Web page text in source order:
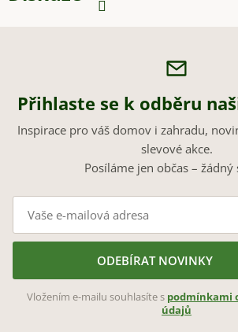
Přihlaste se k odběru
Inspirace pro váš domov i zahradu,
slevové akce.
Posíláme jen občas – žádný
ODEBÍRAT NOVINKY
Vložením e-mailu souhlasíte s podmínkami
údajů